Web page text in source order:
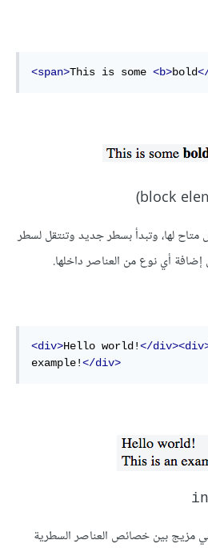
<span>This is some <b>bold
متاح لها، وتبدأ بسطر جديد وتنتقل لسطر
أي نوع من العناصر داخلها.
<div>Hello world!</
example!</div>
مزيج بين خصائص العناصر السطرية